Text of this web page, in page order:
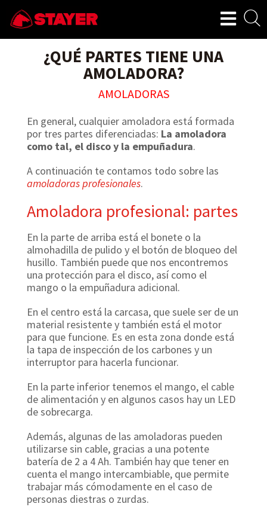
¿QUÉ PARTES TIENE UNA
AMOLADORA?
AMOLADORAS
En general, cualquier amoladora está formada
por tres partes diferenciadas: La amoladora
como tal, el disco y la empuñadura.
A continuación te contamos todo sobre las
amoladoras profesionales.
Amoladora profesional: partes
En la parte de arriba está el bonete o la
almohadilla de pulido y el botón de bloqueo del
husillo. También puede que nos encontremos
una protección para el disco, así como el
mango o la empuñadura adicional.
En el centro está la carcasa, que suele ser de un
material resistente y también está el motor
para que funcione. Es en esta zona donde está
la tapa de inspección de los carbones y un
interruptor para hacerla funcionar.
En la parte inferior tenemos el mango, el cable
de alimentación y en algunos casos hay un LED
de sobrecarga.
Además, algunas de las amoladoras pueden
utilizarse sin cable, gracias a una potente
batería de 2 a 4 Ah. También hay que tener en
cuenta el mango intercambiable, que permite
trabajar más cómodamente en el caso de
personas diestras o zurdas.